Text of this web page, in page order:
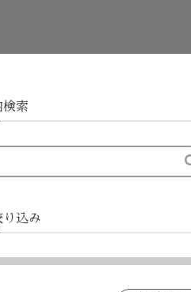
検索
り込み